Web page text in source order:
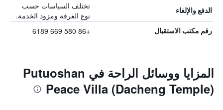
الدفع والإلغاء
تختلف السياسات حسب
نوع الغرفة ومزود الخدمة.
رقم مكتب الاستقبال +86 580 669 6189
المزايا ووسائل الراحة في Putuoshan
Peace Villa (Dacheng Temple)